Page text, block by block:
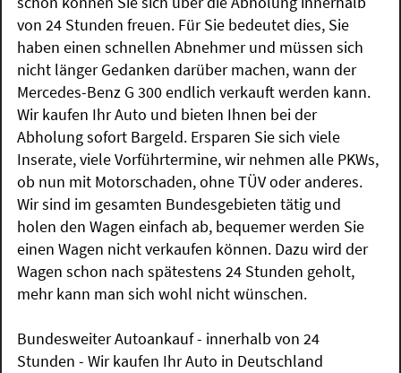
von 24 Stunden freuen. Für Sie bedeutet dies, Sie
haben einen schnellen Abnehmer und müssen sich
nicht länger Gedanken darüber machen, wann der
Mercedes-Benz G 300 endlich verkauft werden kann.
Wir kaufen Ihr Auto und bieten Ihnen bei der
Abholung sofort Bargeld. Ersparen Sie sich viele
Inserate, viele Vorführtermine, wir nehmen alle PKWs,
ob nun mit Motorschaden, ohne TÜV oder anderes.
Wir sind im gesamten Bundesgebieten tätig und
holen den Wagen einfach ab, bequemer werden Sie
einen Wagen nicht verkaufen können. Dazu wird der
Wagen schon nach spätestens 24 Stunden geholt,
mehr kann man sich wohl nicht wünschen.
Bundesweiter Autoankauf - innerhalb von 24
Stunden - Wir kaufen Ihr Auto in Deutschland